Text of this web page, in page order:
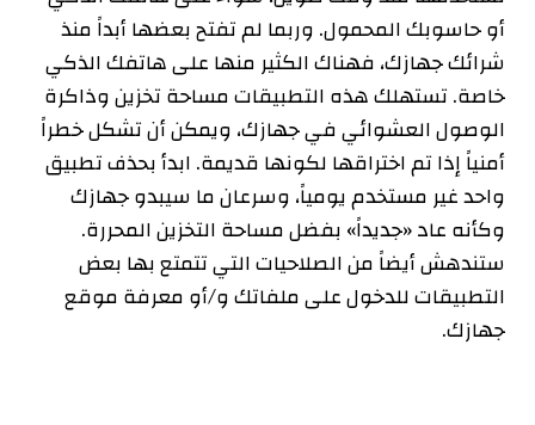
أو حاسوبك المحمول. وربما لم تفتح بعضها أبداً منذ
شرائك جهازك، فهناك الكثير منها على هاتفك الذكي
خاصة. تستهلك هذه التطبيقات مساحة تخزين وذاكرة
الوصول العشوائي في جهازك، ويمكن أن تشكل خطراً
أمنياً إذا تم اختراقها لكونها قديمة. ابدأ بحذف تطبيق
واحد غير مستخدم يومياً، وسرعان ما سيبدو جهازك
وكأنه عاد «جديداً» بفضل مساحة التخزين المحررة.
ستندهش أيضاً من الصلاحيات التي تتمتع بها بعض
التطبيقات للدخول على ملفاتك و/أو معرفة موقع
جهازك.